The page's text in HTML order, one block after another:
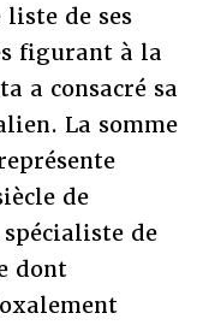
liste de ses
figurant à la
a consacré sa
La somme
de
de
dont